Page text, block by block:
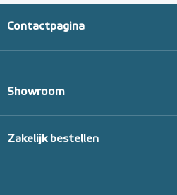
Contactpagina
Showroom
Zakelijk bestellen